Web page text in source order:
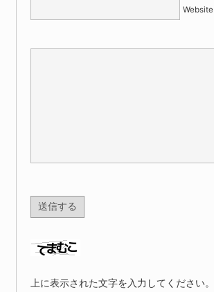
Website
上に表示された文字を入力してください。